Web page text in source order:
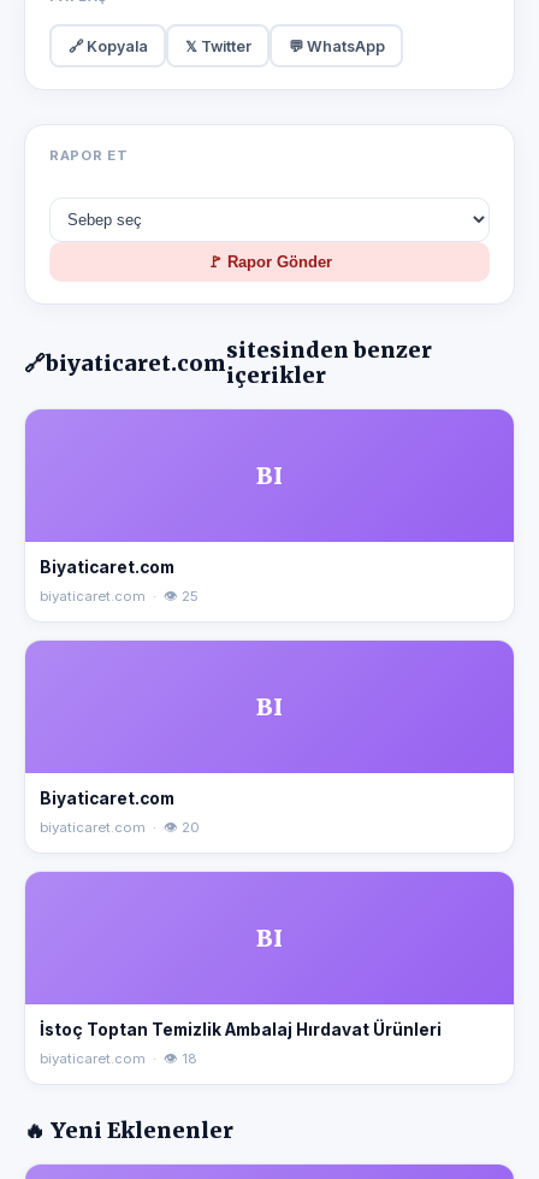
🔗 Kopyala 𝕏 Twitter 💬 WhatsApp
RAPOR ET
🚩 Rapor Gönder
🔗biyaticaret.comsitesinden benzer
içerikler
BI
Biyaticaret.com
biyaticaret.com · 👁 25
BI
Biyaticaret.com
biyaticaret.com · 👁 20
BI
İstoç Toptan Temizlik Ambalaj Hırdavat Ürünleri
biyaticaret.com · 👁 18
🔥 Yeni Eklenenler